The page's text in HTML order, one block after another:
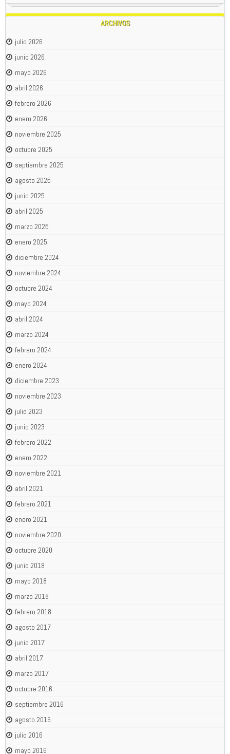
ARCHIVOS
julio 2026
junio 2026
mayo 2026
abril 2026
febrero 2026
enero 2026
noviembre 2025
octubre 2025
septiembre 2025
agosto 2025
junio 2025
abril 2025
marzo 2025
enero 2025
diciembre 2024
noviembre 2024
octubre 2024
mayo 2024
abril 2024
marzo 2024
febrero 2024
enero 2024
diciembre 2023
noviembre 2023
julio 2023
junio 2023
febrero 2022
enero 2022
noviembre 2021
abril 2021
febrero 2021
enero 2021
noviembre 2020
octubre 2020
junio 2018
mayo 2018
marzo 2018
febrero 2018
agosto 2017
junio 2017
abril 2017
marzo 2017
octubre 2016
septiembre 2016
agosto 2016
julio 2016
mayo 2016